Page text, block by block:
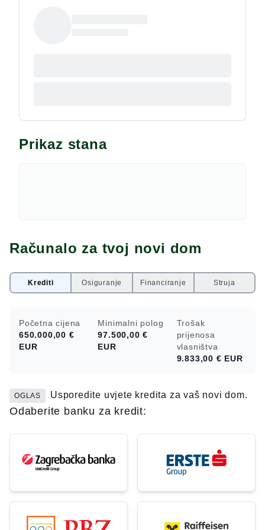
Prikaz stana
Računalo za tvoj novi dom
Krediti Osiguranje Financiranje Struja
Početna cijena
650.000,00 €
EUR
Minimalni polog
97.500,00 €
EUR
Trošak
prijenosa
vlasništva
9.833,00 € EUR
OGLAS Usporedite uvjete kredita za vaš novi dom.
Odaberite banku za kredit: